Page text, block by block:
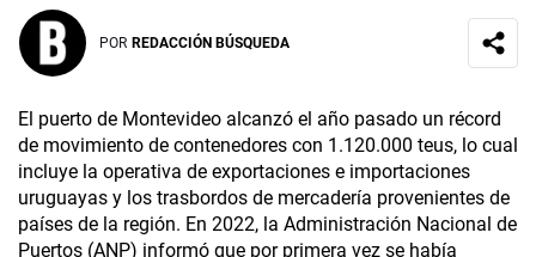
POR REDACCIÓN BÚSQUEDA
El puerto de Montevideo alcanzó el año pasado un récord
de movimiento de contenedores con 1.120.000 teus, lo cual
incluye la operativa de exportaciones e importaciones
uruguayas y los trasbordos de mercadería provenientes de
países de la región. En 2022, la Administración Nacional de
Puertos (ANP) informó que por primera vez se había